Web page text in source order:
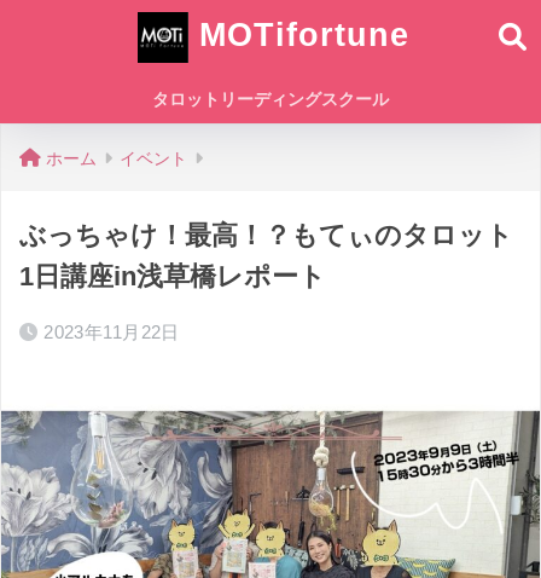
MOTifortune
タロットリーディングスクール
ホーム イベント
ぶっちゃけ！最高！？もてぃのタロット
1日講座in浅草橋レポート
2023年11月22日